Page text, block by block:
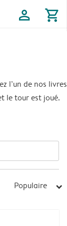
profile shopping_cart
l’un de nos livres
le tour est joué.
Populaire arrow_right